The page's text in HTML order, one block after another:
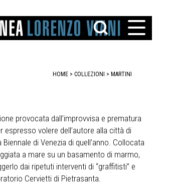
HOME > COLLEZIONI > MARTINI
provocata dall’improvvisa e prematura
espresso volere dell’autore alla città di
di Venezia di quell’anno. Collocata
a mare su un basamento di marmo,
dai ripetuti interventi di “graffitisti” e
Cervietti di Pietrasanta.